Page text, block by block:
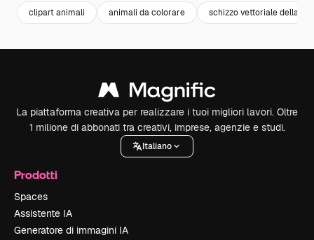
clipart animali animali da colorare schizzo vettoriale della
La piattaforma creativa per realizzare i tuoi migliori lavori. Oltre
1 milione di abbonati tra creativi, imprese, agenzie e studi.
Italiano
Prodotti
Spaces
Assistente IA
Generatore di immagini IA